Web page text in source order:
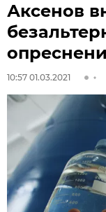
Аксенов
10:57 01.03.2021